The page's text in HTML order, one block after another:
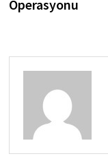
Operasyonu